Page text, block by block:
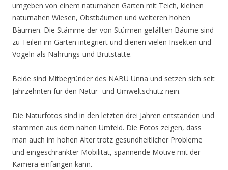
umgeben von einem naturnahen Garten mit Teich, kleinen
naturnahen Wiesen, Obstbäumen und weiteren hohen
Bäumen. Die Stämme der von Stürmen gefällten Bäume sind
zu Teilen im Garten integriert und dienen vielen Insekten und
Vögeln als Nahrungs-und Brutstätte.
Beide sind Mitbegründer des NABU Unna und setzen sich seit
Jahrzehnten für den Natur- und Umweltschutz nein.
Die Naturfotos sind in den letzten drei Jahren entstanden und
stammen aus dem nahen Umfeld. Die Fotos zeigen, dass
man auch im hohen Alter trotz gesundheitlicher Probleme
und eingeschränkter Mobilität, spannende Motive mit der
Kamera einfangen kann.